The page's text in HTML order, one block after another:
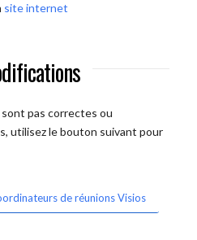
site internet
pas correctes ou
utilisez le bouton suivant pour
de réunions Visios